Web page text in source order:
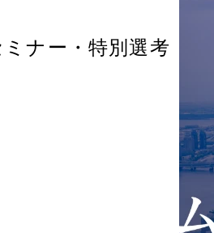
？
ミナー・特別選考